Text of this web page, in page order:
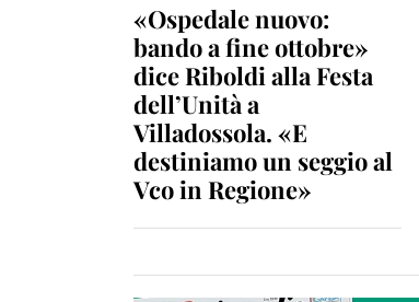
«Ospedale nuovo:
bando a fine ottobre»
dice Riboldi alla Festa
dell’Unità a
Villadossola. «E
destiniamo un seggio al
Vco in Regione»